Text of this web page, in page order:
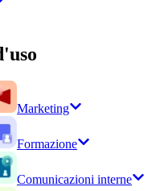
Marketing
Formazione
Comunicazioni interne